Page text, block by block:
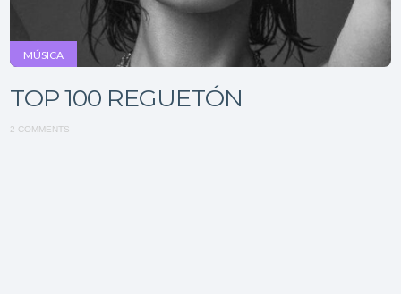
MÚSICA
TOP 100 REGUETÓN
2 COMMENTS